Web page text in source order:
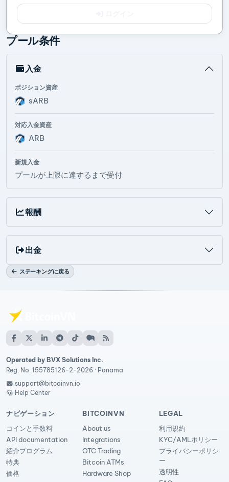
プール条件
入金
ポジション資産
sARB
対応入金資産
ARB
新規入金
プールが上限に達するまで受付
報酬
出金
ステーキングに戻る
Operated by BVX Solutions Inc.
Reg. No. 155785126-2-2026 · Panama
support@bitcoinvn.io
Help Center
ナビゲーション
コインと手数料
API documentation
紹介プログラム
特典
価格
BITCOINVN
About us
Integrations
OTC Trading
Bitcoin ATMs
Hardware Shop
LEGAL
利用規約
KYC/AMLポリシー
プライバシーポリシ
ー
透明性